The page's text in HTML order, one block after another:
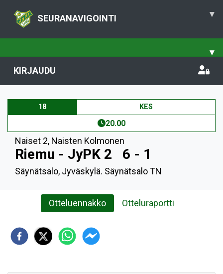
SEURANAVIGOINTI ▾
▾
KIRJAUDU
18 KES
20.00
Naiset 2, Naisten Kolmonen
Riemu - JyPK 2 6 - 1
Säynätsalo, Jyväskylä. Säynätsalo TN
Otteluennakko Otteluraportti